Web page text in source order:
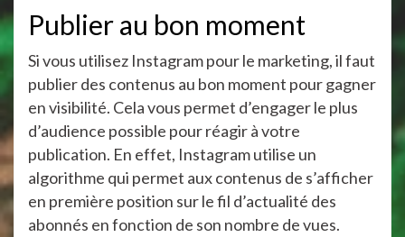
Publier au bon moment
Si vous utilisez Instagram pour le marketing, il faut
publier des contenus au bon moment pour gagner
en visibilité. Cela vous permet d’engager le plus
d’audience possible pour réagir à votre
publication. En effet, Instagram utilise un
algorithme qui permet aux contenus de s’afficher
en première position sur le fil d’actualité des
abonnés en fonction de son nombre de vues.